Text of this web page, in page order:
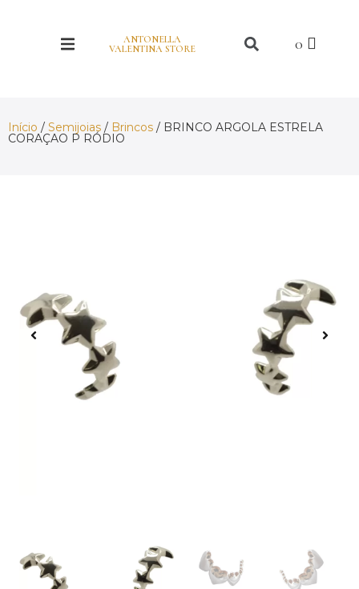
ANTONELLA
VALENTINA STORE
Início / Semijoias / Brincos / BRINCO ARGOLA ESTRELA
CORAÇAO P RÓDIO